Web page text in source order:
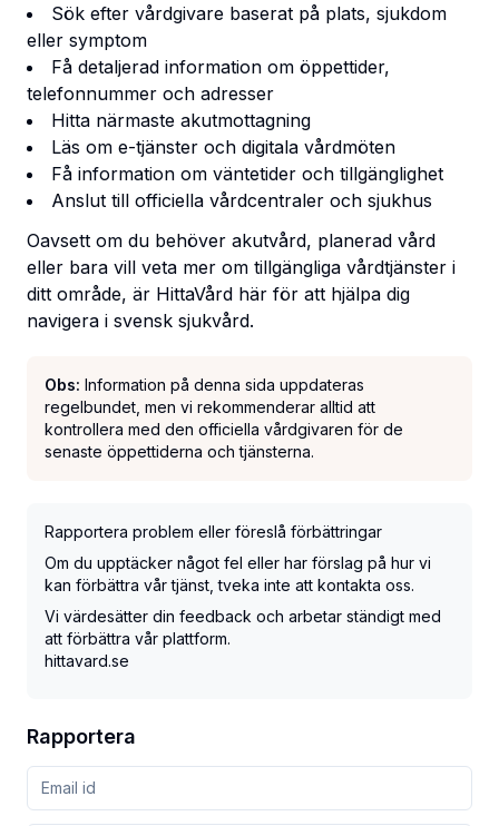
Sök efter vårdgivare baserat på plats, sjukdom
eller symptom
Få detaljerad information om öppettider,
telefonnummer och adresser
Hitta närmaste akutmottagning
Läs om e-tjänster och digitala vårdmöten
Få information om väntetider och tillgänglighet
Anslut till officiella vårdcentraler och sjukhus
Oavsett om du behöver akutvård, planerad vård
eller bara vill veta mer om tillgängliga vårdtjänster i
ditt område, är HittaVård här för att hjälpa dig
navigera i svensk sjukvård.
Obs: Information på denna sida uppdateras
regelbundet, men vi rekommenderar alltid att
kontrollera med den officiella vårdgivaren för de
senaste öppettiderna och tjänsterna.
Rapportera problem eller föreslå förbättringar
Om du upptäcker något fel eller har förslag på hur vi
kan förbättra vår tjänst, tveka inte att kontakta oss.
Vi värdesätter din feedback och arbetar ständigt med
att förbättra vår plattform.
hittavard.se
Rapportera